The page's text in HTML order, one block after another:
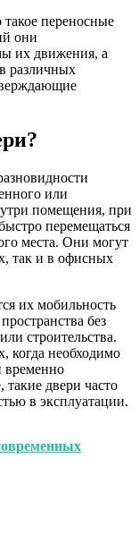
такое переносные
они
их движения, а
различных
или
помещения, при
перемещаться
места. Они могут
так и в офисных
их мобильность
без
строительства.
когда необходимо
временно
двери часто
в эксплуатации.